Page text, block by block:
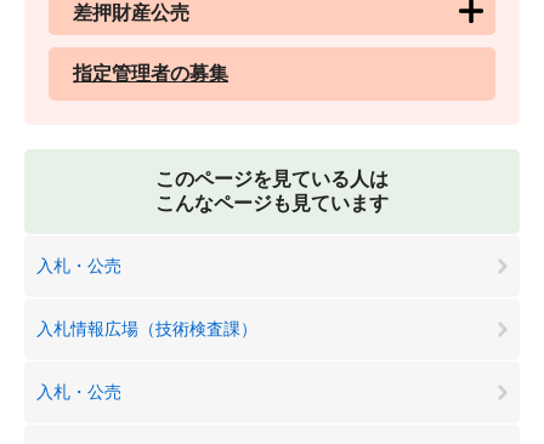
差押財産公売
指定管理者の募集
このページを見ている人は
こんなページも見ています
入札・公売
入札情報広場（技術検査課）
入札・公売